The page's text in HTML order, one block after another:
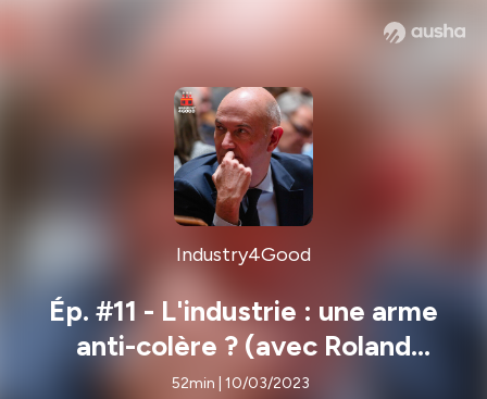
Industry4Good
Ép. #11 - L'industrie : une arme
anti-colère ? (avec Roland
Lescure)
52min | 10/03/2023